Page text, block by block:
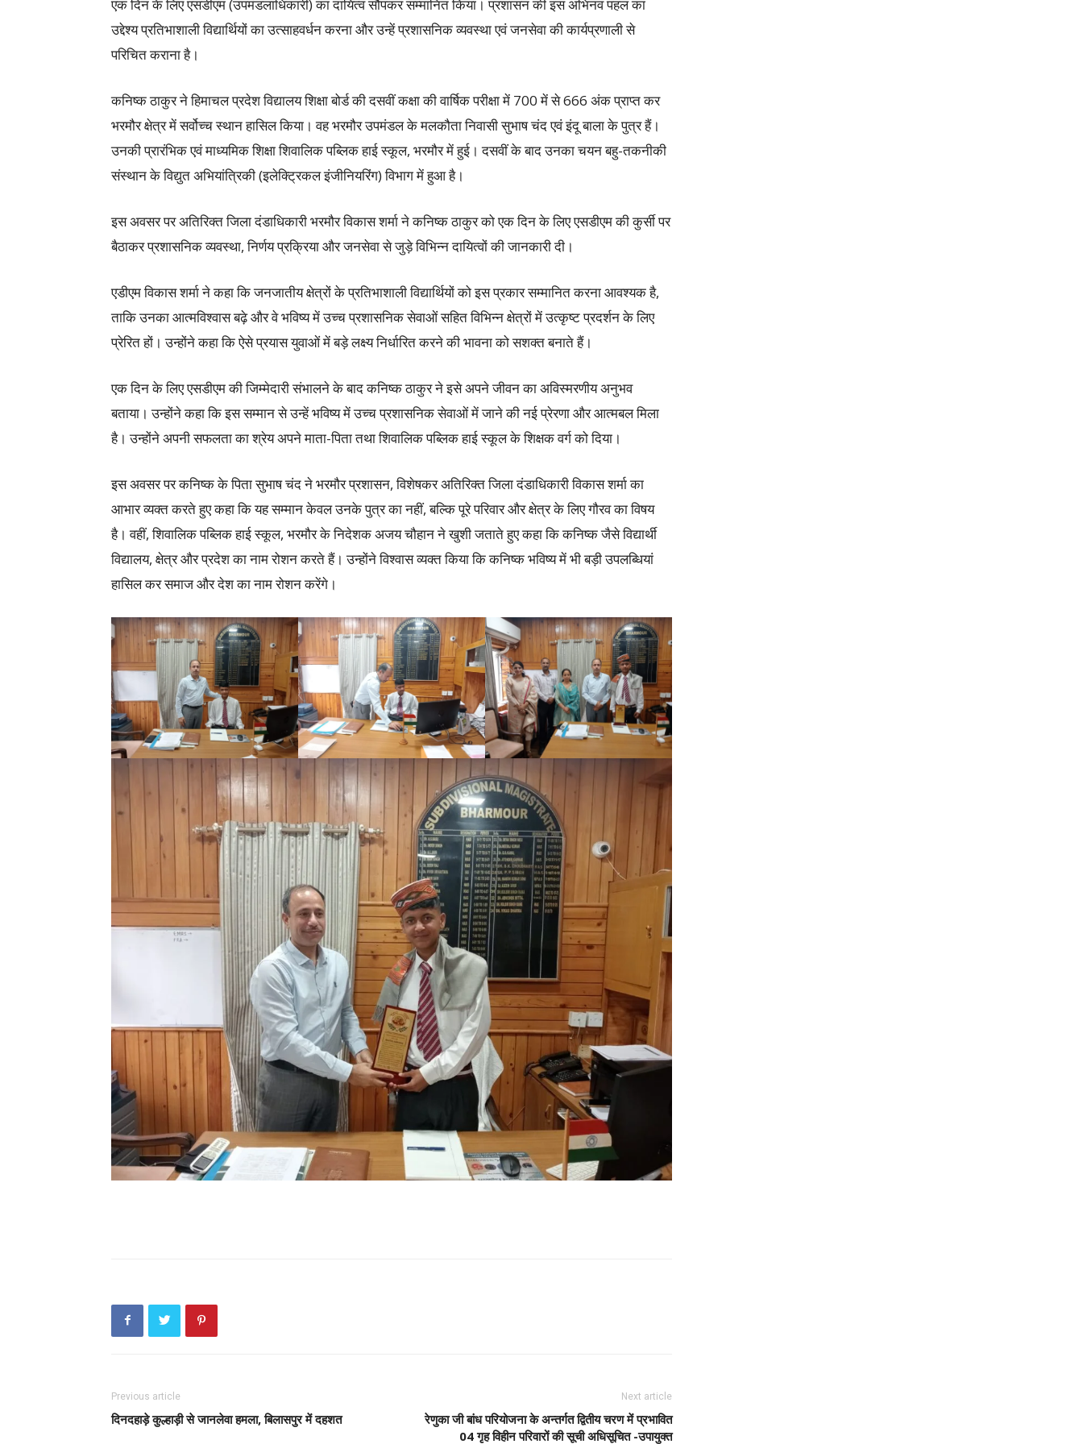
एक दिन के लिए एसडीएम (उपमंडलाधिकारी) का दायित्व सौंपकर सम्मानित किया। प्रशासन की इस अभिनव पहल का
उद्देश्य प्रतिभाशाली विद्यार्थियों का उत्साहवर्धन करना और उन्हें प्रशासनिक व्यवस्था एवं जनसेवा की कार्यप्रणाली से
परिचित कराना है।
कनिष्क ठाकुर ने हिमाचल प्रदेश विद्यालय शिक्षा बोर्ड की दसवीं कक्षा की वार्षिक परीक्षा में 700 में से 666 अंक प्राप्त कर
भरमौर क्षेत्र में सर्वोच्च स्थान हासिल किया। वह भरमौर उपमंडल के मलकौता निवासी सुभाष चंद एवं इंदू बाला के पुत्र हैं।
उनकी प्रारंभिक एवं माध्यमिक शिक्षा शिवालिक पब्लिक हाई स्कूल, भरमौर में हुई। दसवीं के बाद उनका चयन बहु-तकनीकी
संस्थान के विद्युत अभियांत्रिकी (इलेक्ट्रिकल इंजीनियरिंग) विभाग में हुआ है।
इस अवसर पर अतिरिक्त जिला दंडाधिकारी भरमौर विकास शर्मा ने कनिष्क ठाकुर को एक दिन के लिए एसडीएम की कुर्सी पर
बैठाकर प्रशासनिक व्यवस्था, निर्णय प्रक्रिया और जनसेवा से जुड़े विभिन्न दायित्वों की जानकारी दी।
एडीएम विकास शर्मा ने कहा कि जनजातीय क्षेत्रों के प्रतिभाशाली विद्यार्थियों को इस प्रकार सम्मानित करना आवश्यक है,
ताकि उनका आत्मविश्वास बढ़े और वे भविष्य में उच्च प्रशासनिक सेवाओं सहित विभिन्न क्षेत्रों में उत्कृष्ट प्रदर्शन के लिए
प्रेरित हों। उन्होंने कहा कि ऐसे प्रयास युवाओं में बड़े लक्ष्य निर्धारित करने की भावना को सशक्त बनाते हैं।
एक दिन के लिए एसडीएम की जिम्मेदारी संभालने के बाद कनिष्क ठाकुर ने इसे अपने जीवन का अविस्मरणीय अनुभव
बताया। उन्होंने कहा कि इस सम्मान से उन्हें भविष्य में उच्च प्रशासनिक सेवाओं में जाने की नई प्रेरणा और आत्मबल मिला
है। उन्होंने अपनी सफलता का श्रेय अपने माता-पिता तथा शिवालिक पब्लिक हाई स्कूल के शिक्षक वर्ग को दिया।
इस अवसर पर कनिष्क के पिता सुभाष चंद ने भरमौर प्रशासन, विशेषकर अतिरिक्त जिला दंडाधिकारी विकास शर्मा का
आभार व्यक्त करते हुए कहा कि यह सम्मान केवल उनके पुत्र का नहीं, बल्कि पूरे परिवार और क्षेत्र के लिए गौरव का विषय
है। वहीं, शिवालिक पब्लिक हाई स्कूल, भरमौर के निदेशक अजय चौहान ने खुशी जताते हुए कहा कि कनिष्क जैसे विद्यार्थी
विद्यालय, क्षेत्र और प्रदेश का नाम रोशन करते हैं। उन्होंने विश्वास व्यक्त किया कि कनिष्क भविष्य में भी बड़ी उपलब्धियां
हासिल कर समाज और देश का नाम रोशन करेंगे।
Previous article
दिनदहाड़े कुल्हाड़ी से जानलेवा हमला, बिलासपुर में दहशत
Next article
रेणुका जी बांध परियोजना के अन्तर्गत द्वितीय चरण में प्रभावित
04 गृह विहीन परिवारों की सूची अधिसूचित -उपायुक्त